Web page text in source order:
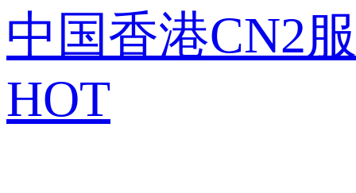
中国香港CN2
HOT